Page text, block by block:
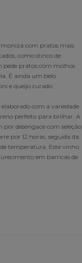
com pratos mais
como stinco de
pede pratos com molhos
É ainda um belo
e queijo curado.
com a variedade
perfeito para brilhar. A
desengace com seleção
por 12 horas, seguida da
temperatura. Este vinho
em barricas de